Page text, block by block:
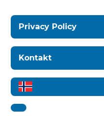
Privacy Policy
Kontakt